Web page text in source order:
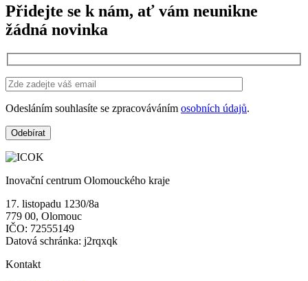
Přidejte se k nám, ať vám neunikne
žádná novinka
Odesláním souhlasíte se zpracováváním osobních údajů.
Inovační centrum Olomouckého kraje
17. listopadu 1230/8a
779 00, Olomouc
IČO: 72555149
Datová schránka: j2rqxqk
Kontakt